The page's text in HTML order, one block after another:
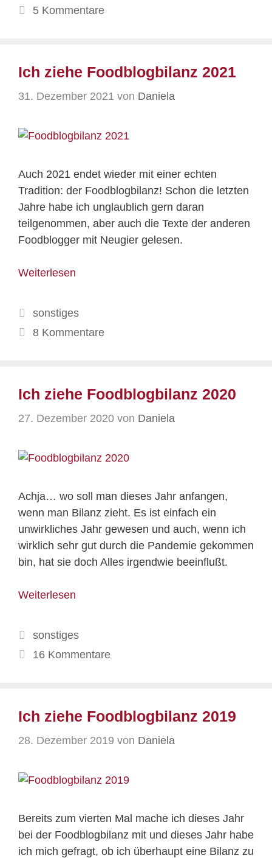
5 Kommentare
Ich ziehe Foodblogbilanz 2021
31. Dezember 2021 von Daniela
Auch 2021 endet wieder mit einer echten
Tradition: der Foodblogbilanz! Schon die letzten
Jahre habe ich unglaublich gern daran
teilgenommen, aber auch die Texte der anderen
Foodblogger mit Neugier gelesen.
Weiterlesen
Kategorien
sonstiges
8 Kommentare
Ich ziehe Foodblogbilanz 2020
27. Dezember 2020 von Daniela
Achja… wo soll man dieses Jahr anfangen,
wenn man Bilanz zieht. Es ist einfach ein
unwirkliches Jahr gewesen und auch, wenn ich
wirklich sehr gut durch die Pandemie gekommen
bin, hat sie doch Alles irgendwie beeinflußt.
Weiterlesen
Kategorien
sonstiges
16 Kommentare
Ich ziehe Foodblogbilanz 2019
28. Dezember 2019 von Daniela
Bereits zum vierten Mal mache ich dieses Jahr
bei der Foodblogbilanz mit und dieses Jahr habe
ich mich gefragt, ob ich überhaupt eine Bilanz zu